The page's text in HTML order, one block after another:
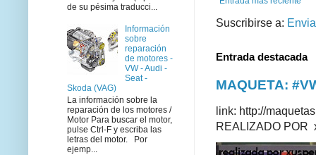
Suscribirse a:
Entrada destacada
MAQUETA:
link: http://
REALIZADO POR
de su pésima traducci...
Información
sobre
reparación
de motores -
VW - Audi -
Seat -
Skoda (VAG)
La información sobre la
reparación de los motores /
Motor Para buscar el motor,
pulse Ctrl-F y escriba las
letras del motor. Por
ejemp...